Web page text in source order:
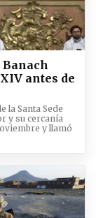
antes de
la Santa Sede
y su cercanía
y llamó